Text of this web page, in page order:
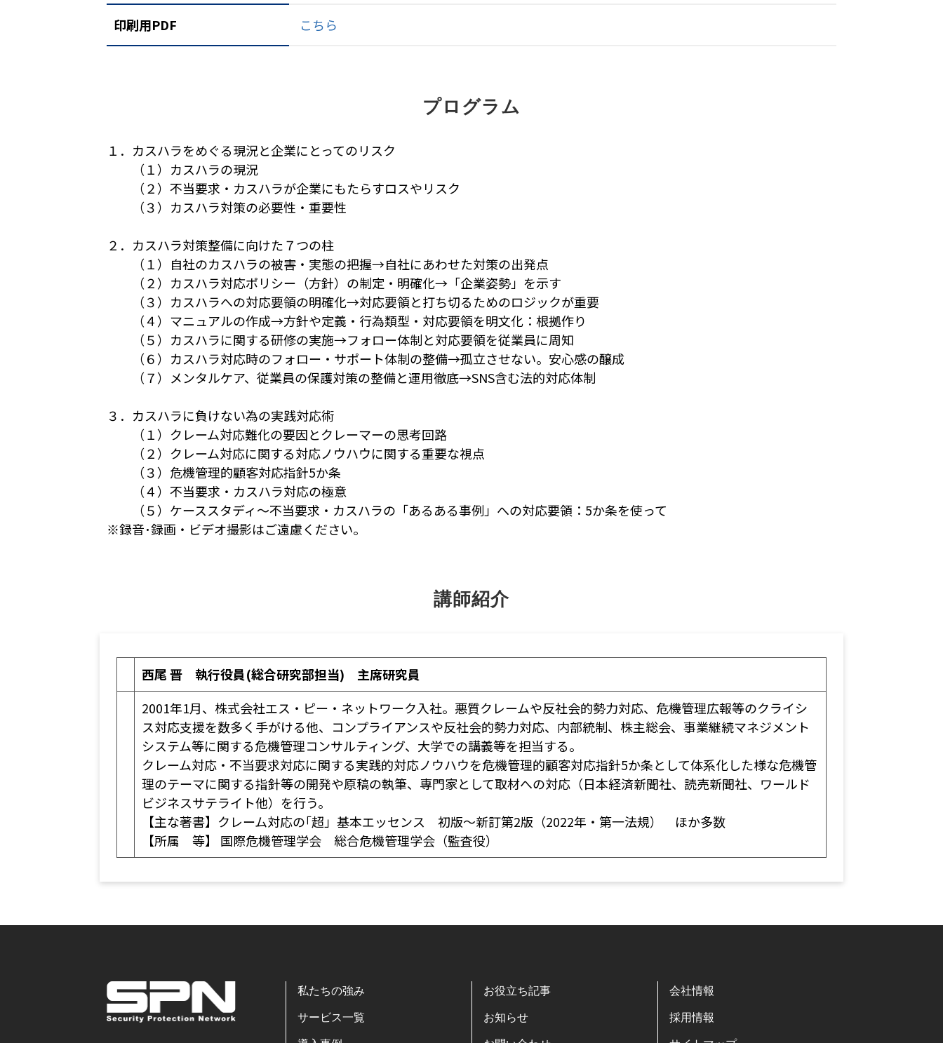
印刷用PDF こちら
プログラム
１．カスハラをめぐる現況と企業にとってのリスク
（１）カスハラの現況
（２）不当要求・カスハラが企業にもたらすロスやリスク
（３）カスハラ対策の必要性・重要性
２．カスハラ対策整備に向けた７つの柱
（１）自社のカスハラの被害・実態の把握→自社にあわせた対策の出発点
（２）カスハラ対応ポリシー（方針）の制定・明確化→「企業姿勢」を示す
（３）カスハラへの対応要領の明確化→対応要領と打ち切るためのロジックが重要
（４）マニュアルの作成→方針や定義・行為類型・対応要領を明文化：根拠作り
（５）カスハラに関する研修の実施→フォロー体制と対応要領を従業員に周知
（６）カスハラ対応時のフォロー・サポート体制の整備→孤立させない。安心感の醸成
（７）メンタルケア、従業員の保護対策の整備と運用徹底→SNS含む法的対応体制
３．カスハラに負けない為の実践対応術
（１）クレーム対応難化の要因とクレーマーの思考回路
（２）クレーム対応に関する対応ノウハウに関する重要な視点
（３）危機管理的顧客対応指針5か条
（４）不当要求・カスハラ対応の極意
（５）ケーススタディ〜不当要求・カスハラの「あるある事例」への対応要領：5か条を使って
※録音･録画・ビデオ撮影はご遠慮ください。
講師紹介
西尾 晋 執行役員(総合研究部担当) 主席研究員
2001年1月、株式会社エス・ピー・ネットワーク入社。悪質クレームや反社会的勢力対応、危機管理広報等のクライシ
ス対応支援を数多く手がける他、コンプライアンスや反社会的勢力対応、内部統制、株主総会、事業継続マネジメント
システム等に関する危機管理コンサルティング、大学での講義等を担当する。
クレーム対応・不当要求対応に関する実践的対応ノウハウを危機管理的顧客対応指針5か条として体系化した様な危機管
理のテーマに関する指針等の開発や原稿の執筆、専門家として取材への対応（日本経済新聞社、読売新聞社、ワールド
ビジネスサテライト他）を行う。
【主な著書】クレーム対応の｢超」基本エッセンス 初版〜新訂第2版（2022年・第一法規） ほか多数
【所属 等】 国際危機管理学会 総合危機管理学会（監査役）
私たちの強み
サービス一覧
お役立ち記事
お知らせ
会社情報
採用情報